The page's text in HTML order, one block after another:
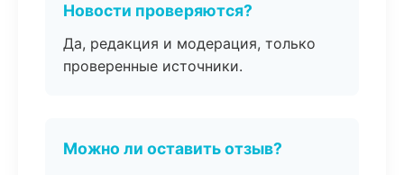
Новости проверяются?
Да, редакция и модерация, только
проверенные источники.
Можно ли оставить отзыв?